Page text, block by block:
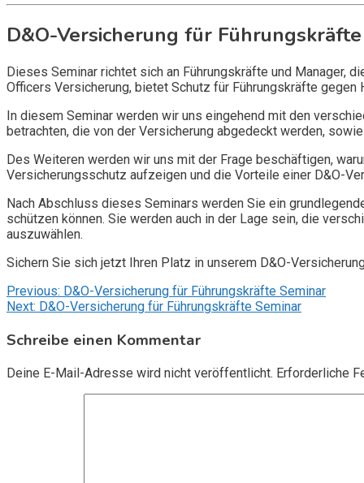
D&O-Versicherung für
Dieses Seminar richtet sich an Führungskräfte und Manager,
Officers Versicherung, bietet Schutz für Führungskräfte
In diesem Seminar werden wir uns eingehend mit den
betrachten, die von der Versicherung abgedeckt werden,
Des Weiteren werden wir uns mit der Frage beschäftigen,
Versicherungsschutz aufzeigen und die Vorteile einer D&O-
Nach Abschluss dieses Seminars werden Sie ein
schützen können. Sie werden auch in der Lage sein, die
auszuwählen.
Sichern Sie sich jetzt Ihren Platz in unserem D&O-
Beitragsnavigation
Previous: D&O-Versicherung für Führungskräfte Seminar
Next: D&O-Versicherung für Führungskräfte Seminar
Schreibe einen Kommentar
Deine E-Mail-Adresse wird nicht veröffentlicht. Erforderliche